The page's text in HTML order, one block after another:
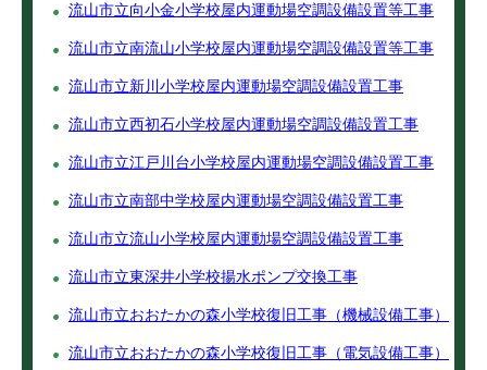
流山市立向小金小学校屋内運動場空調設備設置等工事
流山市立南流山小学校屋内運動場空調設備設置等工事
流山市立新川小学校屋内運動場空調設備設置工事
流山市立西初石小学校屋内運動場空調設備設置工事
流山市立江戸川台小学校屋内運動場空調設備設置工事
流山市立南部中学校屋内運動場空調設備設置工事
流山市立流山小学校屋内運動場空調設備設置工事
流山市立東深井小学校揚水ポンプ交換工事
流山市立おおたかの森小学校復旧工事（機械設備工事）
流山市立おおたかの森小学校復旧工事（電気設備工事）